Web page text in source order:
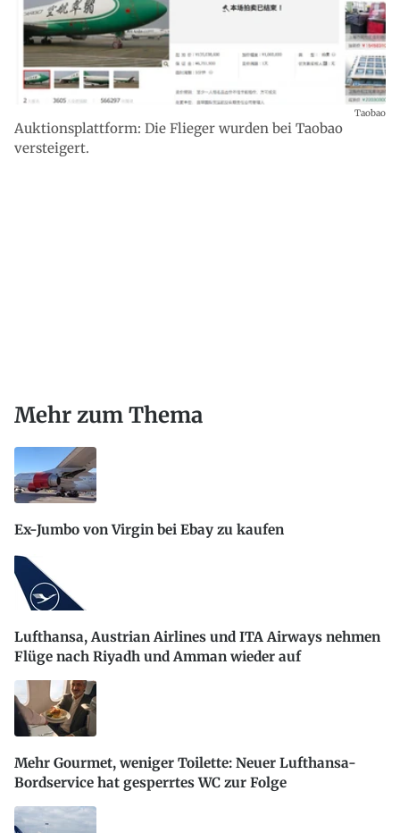
Auktionsplattform: Die Flieger wurden bei Taobao
versteigert.
Taobao
Mehr zum Thema
Ex-Jumbo von Virgin bei Ebay zu kaufen
Lufthansa, Austrian Airlines und ITA Airways nehmen
Flüge nach Riyadh und Amman wieder auf
Mehr Gourmet, weniger Toilette: Neuer Lufthansa-
Bordservice hat gesperrtes WC zur Folge